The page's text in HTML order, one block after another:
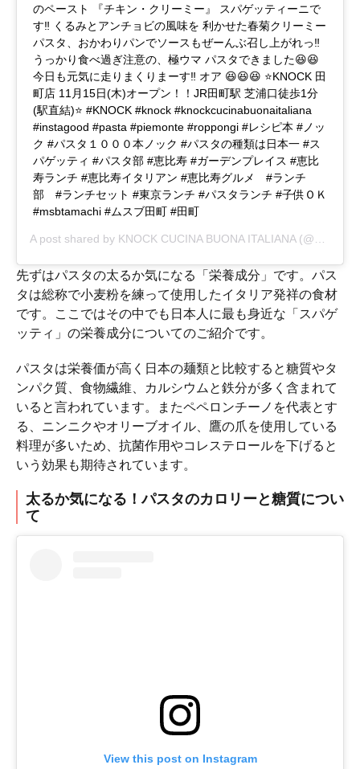
のペースト 『チキン・クリーミー』 スパゲッティーニで
す‼️ くるみとアンチョビの風味を 利かせた春菊クリーミー
パスタ、おかわりパンでソースもぜーんぶ召し上がれっ‼️
うっかり食べ過ぎ注意の、極ウマ パスタできました😆😆
今日も元気に走りまくりまーす‼️ オア 😆😆😆 ⭐️KNOCK 田
町店 11月15日(木)オープン！！JR田町駅 芝浦口徒歩1分
(駅直結)⭐️ #KNOCK #knock #knockcucinabuonaitaliana
#instagood #pasta #piemonte #roppongi #レシピ本 #ノッ
ク #パスタ１０００本ノック #パスタの種類は日本一 #ス
パゲッティ #パスタ部 #恵比寿 #ガーデンプレイス #恵比
寿ランチ #恵比寿イタリアン #恵比寿グルメ #ランチ
部 #ランチセット #東京ランチ #パスタランチ #子供ＯＫ
#msbtamachi #ムスブ田町 #田町
A post shared by KNOCK CUCINA BUONA ITALIANA(@knockcucinabuonaitaliana) on
先ずはパスタの太るか気になる「栄養成分」です。パス
タは総称で小麦粉を練って使用したイタリア発祥の食材
です。ここではその中でも日本人に最も身近な「スパゲ
ッティ」の栄養成分についてのご紹介です。
パスタは栄養価が高く日本の麺類と比較すると糖質やタ
ンパク質、食物繊維、カルシウムと鉄分が多く含まれて
いると言われています。またペペロンチーノを代表とす
る、ニンニクやオリーブオイル、鷹の爪を使用している
料理が多いため、抗菌作用やコレステロールを下げると
いう効果も期待されています。
太るか気になる！パスタのカロリーと糖質につい
て
View this post on Instagram